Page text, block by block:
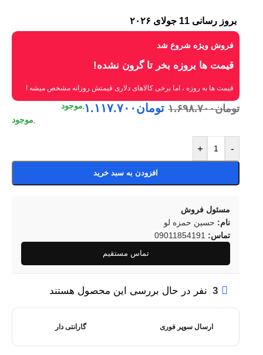
بروز رسانی 11 جولای ۲۰۲۶
فروش ویژه شروع شد
قیمت ها بروزه بخر تا گرون نشده!
قیمت ها به روزه ، اما برخی کالاهای دلاری قیمتش روزانه مشخص میشه !
تومان۱.۶۹۸.۷۰۰ تومان۱.۱۱۷.۷۰۰
-
+
افزودن به سبد خرید
مسئول فروش
نام: حسین حمزه لو
تماس: 09011854191
تماس مستقیم
3 نفر در حال بررسی این محصول هستند
ارسال سوپر فوری گارانتی دار